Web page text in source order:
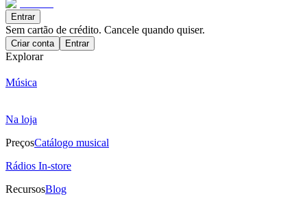
Entrar
Sem cartão de crédito. Cancele quando quiser.
Criar conta Entrar
Explorar
Música
Na loja
PreçosCatálogo musical
Rádios In-store
RecursosBlog